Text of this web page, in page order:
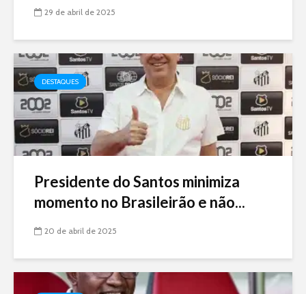
29 de abril de 2025
DESTAQUES
Presidente do Santos minimiza
momento no Brasileirão e não...
20 de abril de 2025